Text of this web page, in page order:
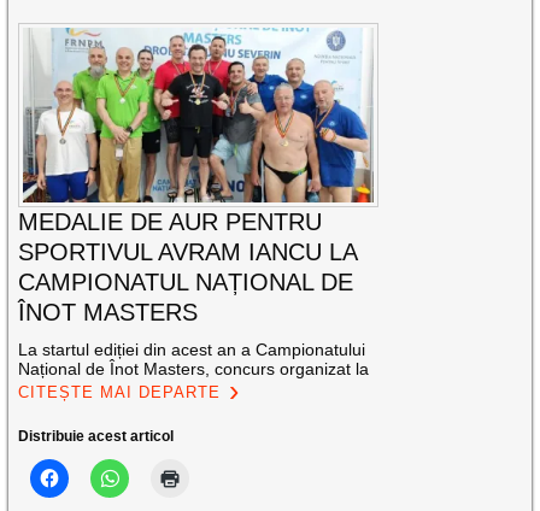
MEDALIE DE AUR PENTRU
SPORTIVUL AVRAM IANCU LA
CAMPIONATUL NAȚIONAL DE
ÎNOT MASTERS
La startul ediției din acest an a Campionatului
Național de Înot Masters, concurs organizat la
CITEȘTE MAI DEPARTE
Distribuie acest articol